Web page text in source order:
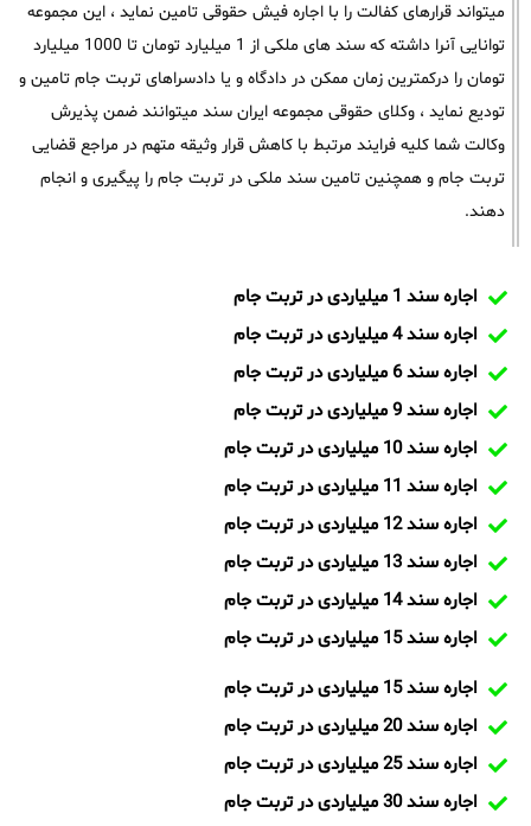
میتواند قرارهای کفالت را با اجاره فیش حقوقی تامین نماید ، این مجموعه
توانایی آنرا داشته که سند های ملکی از 1 میلیارد تومان تا 1000 میلیارد
تومان را درکمترین زمان ممکن در دادگاه و یا دادسراهای تربت جام تامین و
تودیع نماید ، وکلای حقوقی مجموعه ایران سند میتوانند ضمن پذیرش
وکالت شما کلیه فرایند مرتبط با کاهش قرار وثیقه متهم در مراجع قضایی
تربت جام و همچنین تامین سند ملکی در تربت جام را پیگیری و انجام
دهند.
اجاره سند 1 میلیاردی در تربت جام
اجاره سند 4 میلیاردی در تربت جام
اجاره سند 6 میلیاردی در تربت جام
اجاره سند 9 میلیاردی در تربت جام
اجاره سند 10 میلیاردی در تربت جام
اجاره سند 11 میلیاردی در تربت جام
اجاره سند 12 میلیاردی در تربت جام
اجاره سند 13 میلیاردی در تربت جام
اجاره سند 14 میلیاردی در تربت جام
اجاره سند 15 میلیاردی در تربت جام
اجاره سند 15 میلیاردی در تربت جام
اجاره سند 20 میلیاردی در تربت جام
اجاره سند 25 میلیاردی در تربت جام
اجاره سند 30 میلیاردی در تربت جام